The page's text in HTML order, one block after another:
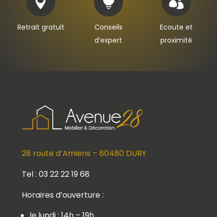
Retrait gratuit
Conseils
d’expert
Ecoute et
proximité
28 route d’Amiens – 80480 DURY
Tel : 03 22 22 19 68
Horaires d’ouverture :